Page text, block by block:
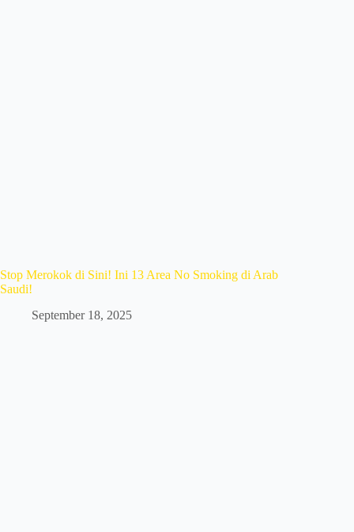
Stop Merokok di Sini! Ini 13 Area No Smoking di Arab
Saudi!
September 18, 2025